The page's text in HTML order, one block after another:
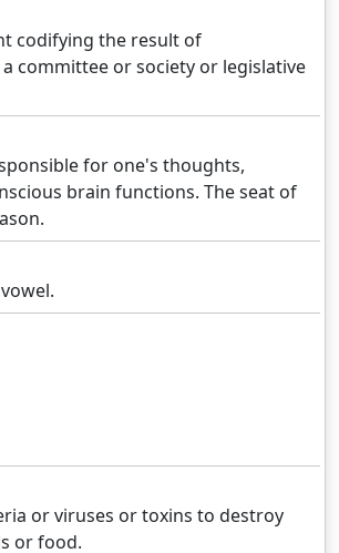
codifying the result of
committee or society or legislative
for one's thoughts,
brain functions. The seat of
or viruses or toxins to destroy
or food.